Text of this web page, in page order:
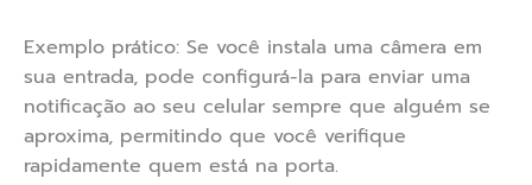
Exemplo prático: Se você instala uma câmera em
sua entrada, pode configurá-la para enviar uma
notificação ao seu celular sempre que alguém se
aproxima, permitindo que você verifique
rapidamente quem está na porta.